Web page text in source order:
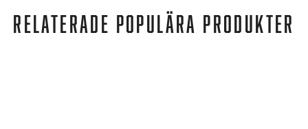
RELATERADE POPULÄRA PRODUKTER